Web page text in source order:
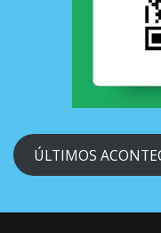
ÚLTIMOS